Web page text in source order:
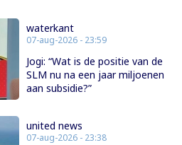
waterkant
07-aug-2026 - 23:59
Jogi: “Wat is de positie van de
SLM nu na een jaar miljoenen
aan subsidie?”
united news
07-aug-2026 - 23:38